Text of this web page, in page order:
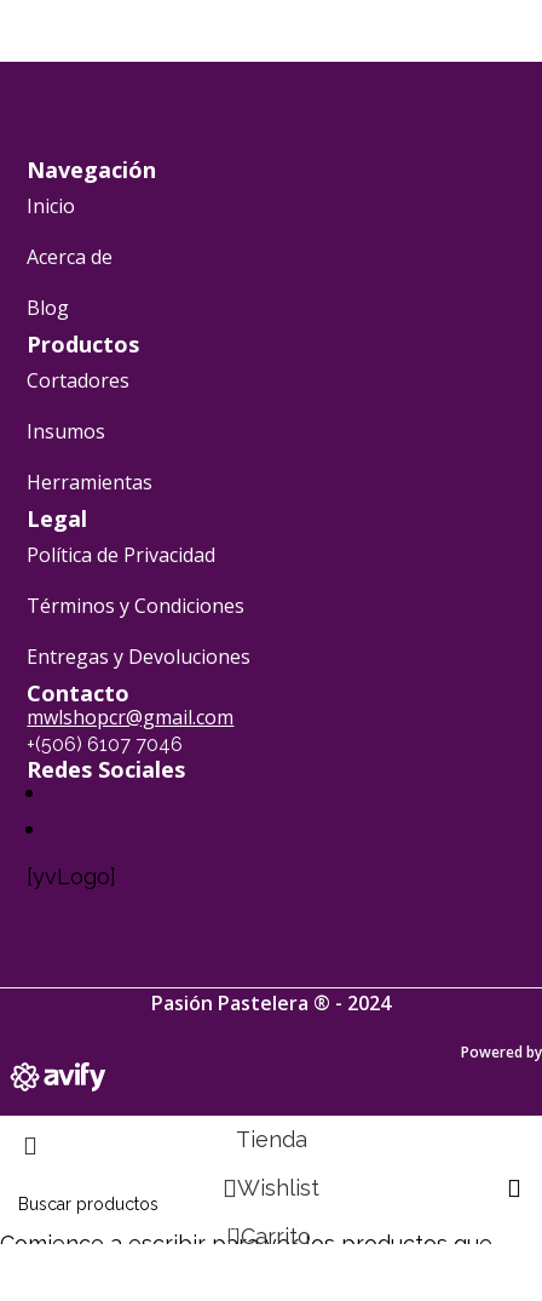
Navegación
Inicio
Acerca de
Blog
Productos
Cortadores
Insumos
Herramientas
Legal
Política de Privacidad
Términos y Condiciones
Entregas y Devoluciones
Contacto
mwlshopcr@gmail.com
+(506) 6107 7046
Redes Sociales
[yvLogo]
Pasión Pastelera ® - 2024
Powered by
Comience a escribir para ver los productos que
Tienda
Wishlist
0 Carrito